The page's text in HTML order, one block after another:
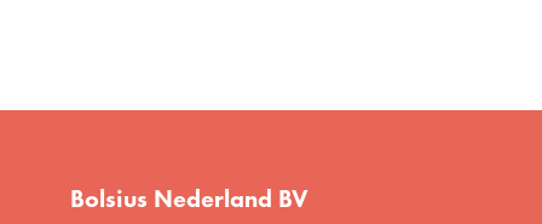
Bolsius Nederland BV